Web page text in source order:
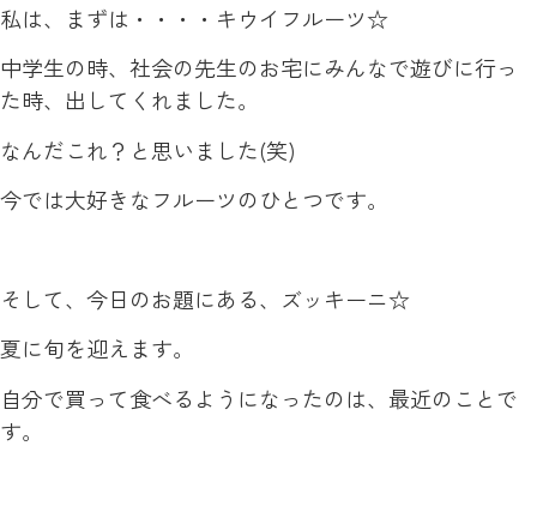
私は、まずは・・・・キウイフルーツ☆
中学生の時、社会の先生のお宅にみんなで遊びに行っ
た時、出してくれました。
なんだこれ？と思いました(笑)
今では大好きなフルーツのひとつです。
そして、今日のお題にある、ズッキーニ☆
夏に旬を迎えます。
自分で買って食べるようになったのは、最近のことで
す。